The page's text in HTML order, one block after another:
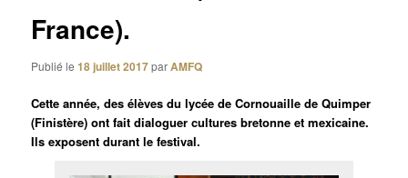
France).
Publié le18 juillet 2017parAMFQ
Cette année, des élèves du lycée de Cornouaille de Quimper
(Finistère) ont fait dialoguer cultures bretonne et mexicaine.
Ils exposent durant le festival.